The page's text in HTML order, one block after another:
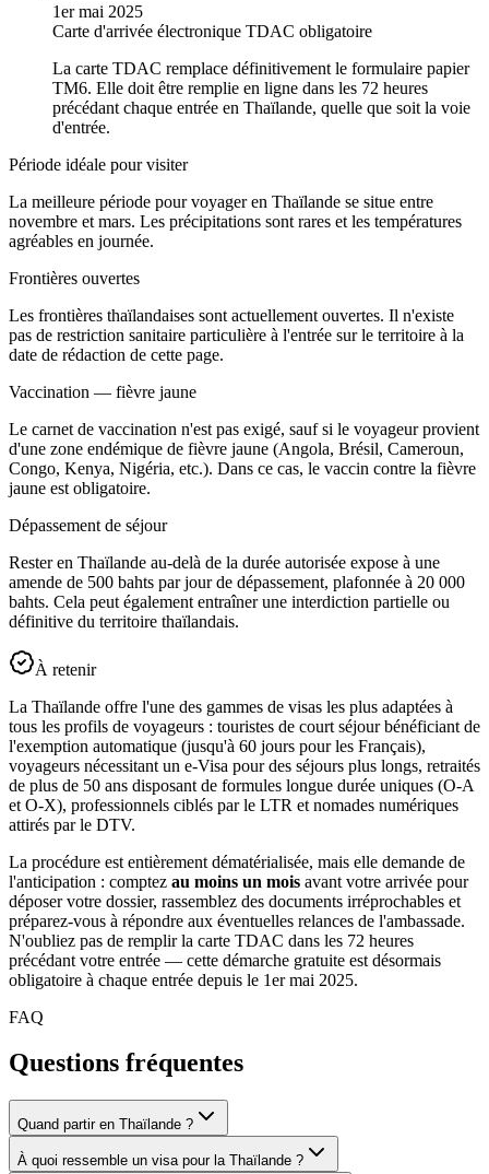
1er mai 2025
Carte d'arrivée électronique TDAC obligatoire
La carte TDAC remplace définitivement le formulaire papier
TM6. Elle doit être remplie en ligne dans les 72 heures
précédant chaque entrée en Thaïlande, quelle que soit la voie
d'entrée.
Période idéale pour visiter
La meilleure période pour voyager en Thaïlande se situe entre
novembre et mars. Les précipitations sont rares et les températures
agréables en journée.
Frontières ouvertes
Les frontières thaïlandaises sont actuellement ouvertes. Il n'existe
pas de restriction sanitaire particulière à l'entrée sur le territoire à la
date de rédaction de cette page.
Vaccination — fièvre jaune
Le carnet de vaccination n'est pas exigé, sauf si le voyageur provient
d'une zone endémique de fièvre jaune (Angola, Brésil, Cameroun,
Congo, Kenya, Nigéria, etc.). Dans ce cas, le vaccin contre la fièvre
jaune est obligatoire.
Dépassement de séjour
Rester en Thaïlande au-delà de la durée autorisée expose à une
amende de 500 bahts par jour de dépassement, plafonnée à 20 000
bahts. Cela peut également entraîner une interdiction partielle ou
définitive du territoire thaïlandais.
À retenir
La Thaïlande offre l'une des gammes de visas les plus adaptées à
tous les profils de voyageurs : touristes de court séjour bénéficiant de
l'exemption automatique (jusqu'à 60 jours pour les Français),
voyageurs nécessitant un e-Visa pour des séjours plus longs, retraités
de plus de 50 ans disposant de formules longue durée uniques (O-A
et O-X), professionnels ciblés par le LTR et nomades numériques
attirés par le DTV.
La procédure est entièrement dématérialisée, mais elle demande de
l'anticipation : comptez au moins un mois avant votre arrivée pour
déposer votre dossier, rassemblez des documents irréprochables et
préparez-vous à répondre aux éventuelles relances de l'ambassade.
N'oubliez pas de remplir la carte TDAC dans les 72 heures
précédant votre entrée — cette démarche gratuite est désormais
obligatoire à chaque entrée depuis le 1er mai 2025.
FAQ
Questions fréquentes
Quand partir en Thaïlande ?
À quoi ressemble un visa pour la Thaïlande ?